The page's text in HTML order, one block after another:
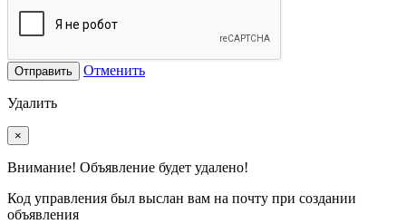
Отправить Отменить
Удалить
×
Внимание! Объявление будет удалено!
Код управления был выслан вам на почту при создании
объявления